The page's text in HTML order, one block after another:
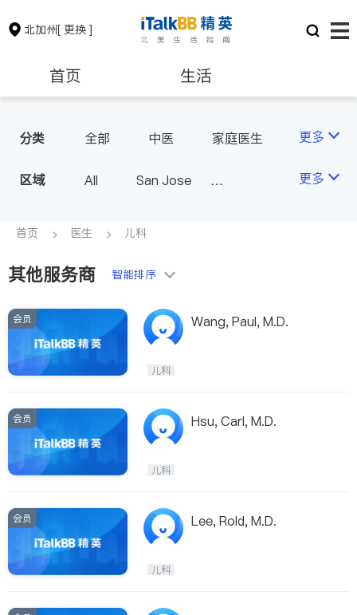
北加州[ 更换 ]
首页 生活
保险理财 房地产租售
银行贷款
建筑装修
非盈利组织
分类 全部 中医
家庭医生
眼科
妇科
儿科
心脏科
肠胃肝脏科
泌尿科
风湿病
脊椎神经科
医生-其它
更多
区域 All
San Jose
Fremont & Oakland
更多
首页 医生 儿科
其他服务商 智能排序
会员 Wang, Paul, M.D.
儿科
会员 Hsu, Carl, M.D.
儿科
会员 Lee, Rold, M.D.
儿科